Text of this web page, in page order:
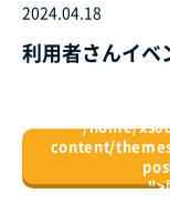
2024.04.18
利用者さんイ
/home/
content/
">